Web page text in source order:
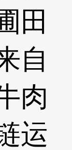
田
自
肉
运